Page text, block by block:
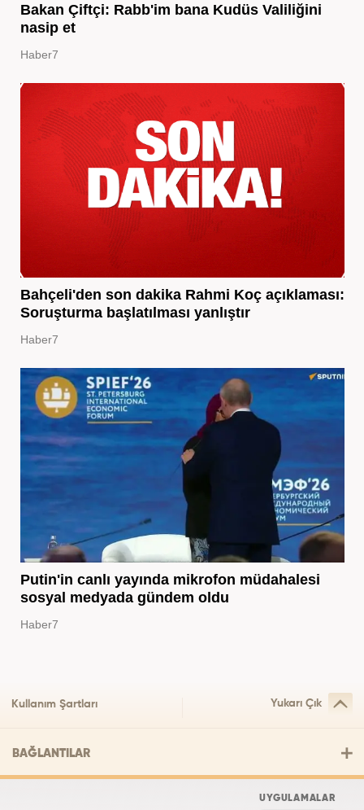
Bakan Çiftçi: Rabb'im bana Kudüs Valiliğini
nasip et
Haber7
Bahçeli'den son dakika Rahmi Koç açıklaması:
Soruşturma başlatılması yanlıştır
Haber7
Putin'in canlı yayında mikrofon müdahalesi
sosyal medyada gündem oldu
Haber7
Kullanım Şartları Yukarı Çık
BAĞLANTILAR
UYGULAMALAR